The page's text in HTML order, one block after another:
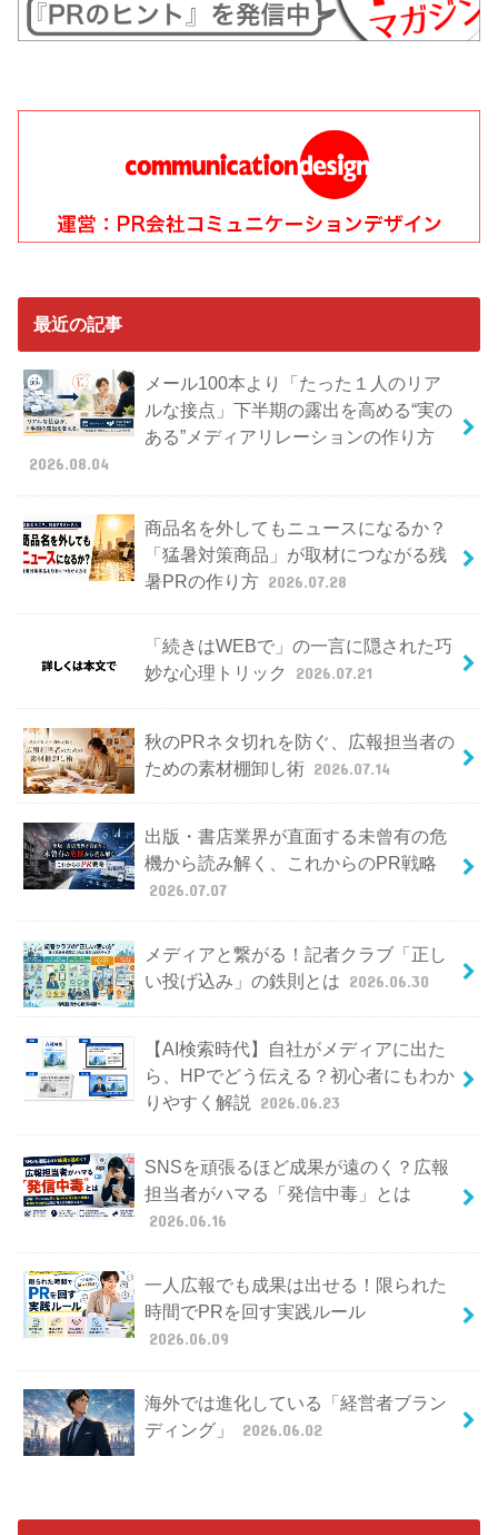
最近の記事
メール100本より「たった１人のリア
ルな接点」下半期の露出を高める“実の
ある”メディアリレーションの作り方
2026.08.04
商品名を外してもニュースになるか？
「猛暑対策商品」が取材につながる残
暑PRの作り方 2026.07.28
「続きはWEBで」の一言に隠された巧
妙な心理トリック
2026.07.21
秋のPRネタ切れを防ぐ、広報担当者の
ための素材棚卸し術 2026.07.14
出版・書店業界が直面する未曾有の危
機から読み解く、これからのPR戦略
2026.07.07
メディアと繋がる！記者クラブ「正し
い投げ込み」の鉄則とは 2026.06.30
【AI検索時代】自社がメディアに出た
ら、HPでどう伝える？初心者にもわか
りやすく解説
2026.06.23
SNSを頑張るほど成果が遠のく？広報
担当者がハマる「発信中毒」とは
2026.06.16
一人広報でも成果は出せる！限られた
時間でPRを回す実践ルール
2026.06.09
海外では進化している「経営者ブラン
ディング」
2026.06.02